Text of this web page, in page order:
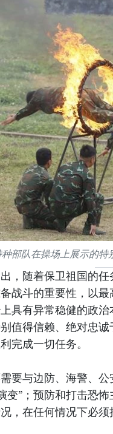
种部队在操场上展示的
，随着保卫祖国的
战斗的重要性，以
具有异常稳健的政
值得信赖、绝对忠
完成一切任务。
要与边防、海警、
变”；预防和打击恐
，在任何情况下必须